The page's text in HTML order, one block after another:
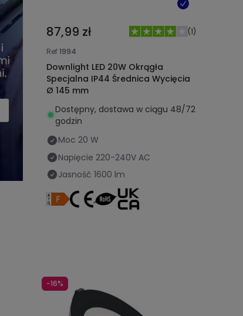
87,99 zł (1)
Ref1994
Downlight LED 20W Okrągła
Specjalna IP44 Średnica Wycięcia
Ø 145 mm
Dostępny, dostawa w ciągu 48/72
godzin
Moc 20 W
Napięcie 220-240V AC
Jasność 1600 lm
-16%